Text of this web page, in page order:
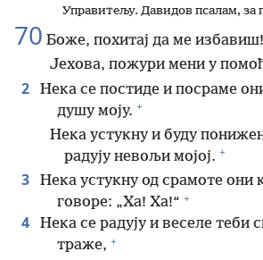
Управитељу. Давидов псалам, за
70 Боже, похитај да ме избавиш!
Јехова, пожури мени у
2
Нека се постиде и посраме
душу моју. +
Нека устукну и буду
радују невољи мојој. +
3
Нека устукну од срамоте они
говоре: „Ха! Ха!“ +
4
Нека се радују и веселе теби
траже, +